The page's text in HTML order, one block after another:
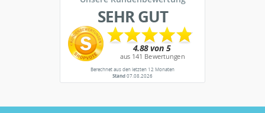
SEHR GUT
Berechnet aus den letzten 12 Monaten
Stand07.08.2026